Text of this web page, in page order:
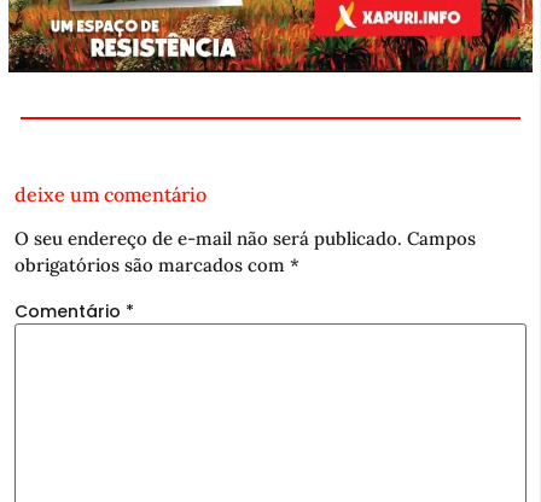
deixe um comentário
O seu endereço de e-mail não será publicado. Campos
obrigatórios são marcados com *
Comentário *